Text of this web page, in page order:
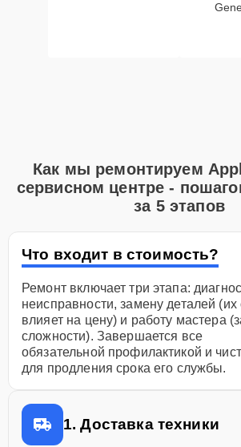
Как мы ремонтируем
сервисном центре -
за 5 этапов
Что входит в стоимость?
Ремонт включает три этапа:
неисправности, замену деталей (их
влияет на цену) и работу мастера
сложности). Завершается все
обязательной профилактикой и
для продления срока его службы.
1. Доставка техники